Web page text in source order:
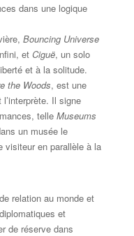
dans une logique
Bouncing Universe
et Ciguë, un solo
et à la solitude.
the Woods, est une
Il signe
telle Museums
un musée le
visiteur en parallèle à la
relation au monde et
et
de réserve dans